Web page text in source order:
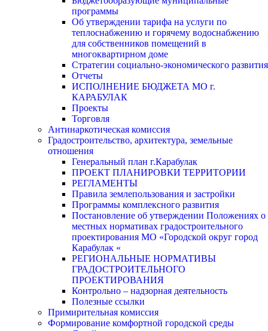
программы
Об утверждении тарифа на услуги по
теплоснабжению и горячему водоснабжению
для собственников помещений в
многоквартирном доме
Стратегии социально-экономического развития
Отчеты
ИСПОЛНЕНИЕ БЮДЖЕТА МО г.
КАРАБУЛАК
Проекты
Торговля
Антинаркотическая комиссия
Градостроительство, архитектура, земельные
отношения
Генеральный план г.Карабулак
ПРОЕКТ ПЛАНИРОВКИ ТЕРРИТОРИИ
РЕГЛАМЕНТЫ
Правила землепользования и застройки
Программы комплексного развития
Постановление об утверждении Положениях о
местных нормативах градостроительного
проектирования МО «Городской округ город
Карабулак «
РЕГИОНАЛЬНЫЕ НОРМАТИВЫ
ГРАДОСТРОИТЕЛЬНОГО
ПРОЕКТИРОВАНИЯ
Контрольно – надзорная деятельность
Полезные ссылки
Примирительная комиссия
Формирование комфортной городской среды